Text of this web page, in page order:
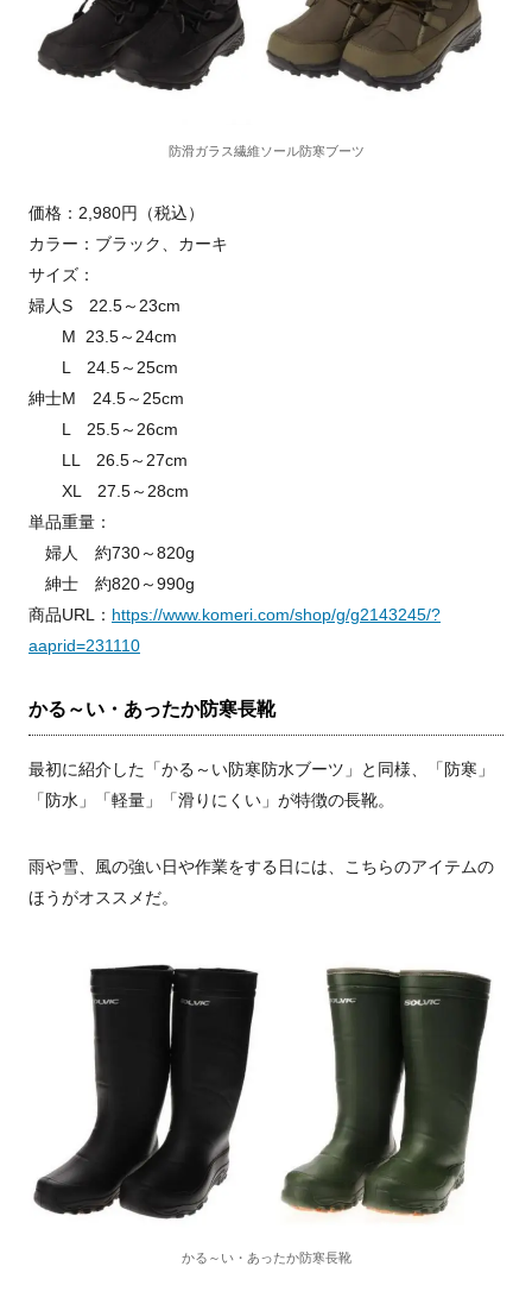
防滑ガラス繊維ソール防寒ブーツ
価格：2,980円（税込）
カラー：ブラック、カーキ
サイズ：
婦人S 22.5～23cm
M 23.5～24cm
L 24.5～25cm
紳士M 24.5～25cm
L 25.5～26cm
LL 26.5～27cm
XL 27.5～28cm
単品重量：
婦人 約730～820g
紳士 約820～990g
商品URL： https://www.komeri.com/shop/g/g2143245/?
aaprid=231110
かる～い・あったか防寒長靴
最初に紹介した「かる～い防寒防水ブーツ」と同様、「防寒」
「防水」「軽量」「滑りにくい」が特徴の長靴。
雨や雪、風の強い日や作業をする日には、こちらのアイテムの
ほうがオススメだ。
かる～い・あったか防寒長靴